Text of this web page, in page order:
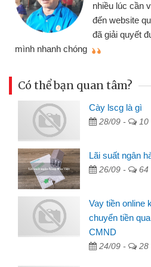
nhiều lúc cần
đến website
đã giải quyết
mình nhanh chóng
Có thể bạn quan tâm?
Cày lscg là gì
28/09 - 10
Lãi suất ngân
26/09 - 64
Vay tiền online
chuyển tiền
CMND
24/09 - 28